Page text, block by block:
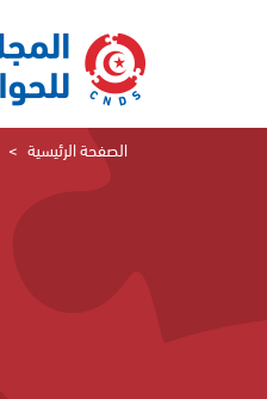
الصفحة الرئيسية